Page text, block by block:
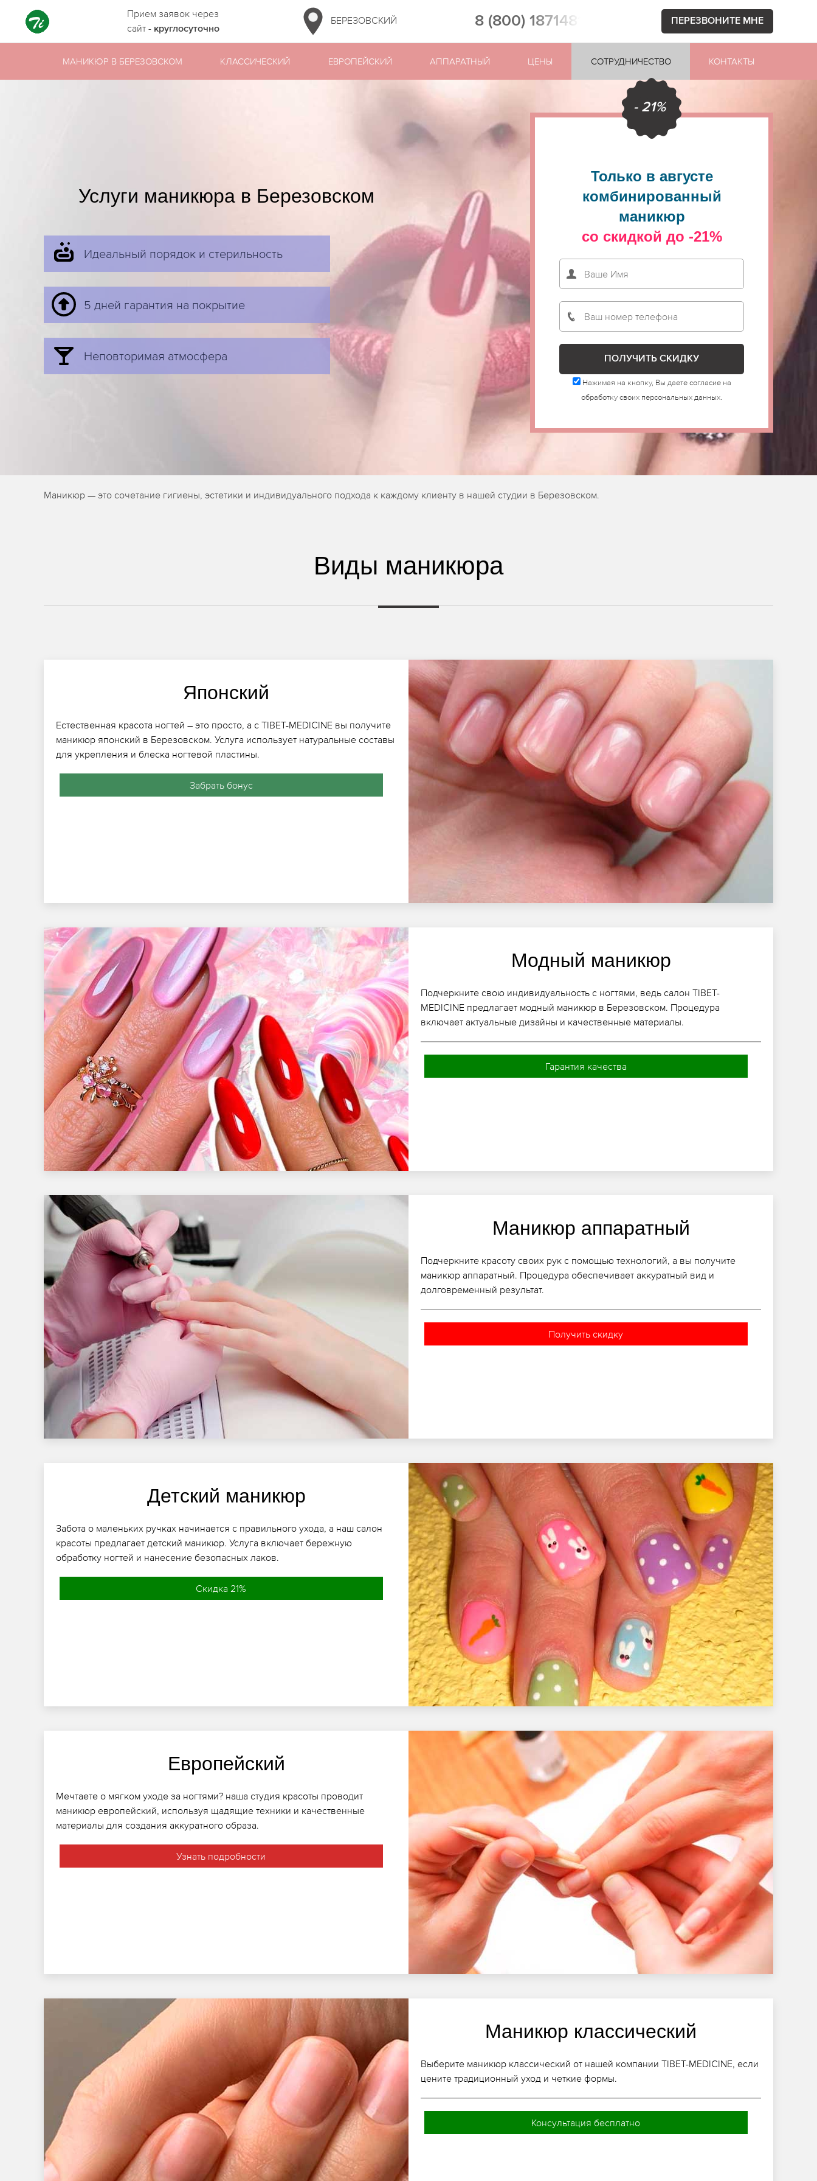
Прием заявок через
сайт - круглосуточно
БЕРЕЗОВСКИЙ 8 (800) 1871481 ПЕРЕЗВОНИТЕ МНЕ
МАНИКЮР В БЕРЕЗОВСКОМ КЛАССИЧЕСКИЙ ЕВРОПЕЙСКИЙ АППАРАТНЫЙ ЦЕНЫ СОТРУДНИЧЕСТВО КОНТАКТЫ
Услуги маникюра в Березовском
Идеальный порядок и стерильность
5 дней гарантия на покрытие
Неповторимая атмосфера
- 21%
Только в августе
комбинированный
маникюр
со скидкой до -21%
Нажимая на кнопку, Вы даете согласие на
обработку своих персональных данных.
Маникюр — это сочетание гигиены, эстетики и индивидуального подхода к каждому клиенту в нашей студии в Березовском.
Виды маникюра
Японский
Естественная красота ногтей – это просто, а с TIBET-MEDICINE вы получите
маникюр японский в Березовском. Услуга использует натуральные составы
для укрепления и блеска ногтевой пластины.
Забрать бонус
Модный маникюр
Подчеркните свою индивидуальность с ногтями, ведь салон TIBET-
MEDICINE предлагает модный маникюр в Березовском. Процедура
включает актуальные дизайны и качественные материалы.
Гарантия качества
Маникюр аппаратный
Подчеркните красоту своих рук с помощью технологий, а вы получите
маникюр аппаратный. Процедура обеспечивает аккуратный вид и
долговременный результат.
Получить скидку
Детский маникюр
Забота о маленьких ручках начинается с правильного ухода, а наш салон
красоты предлагает детский маникюр. Услуга включает бережную
обработку ногтей и нанесение безопасных лаков.
Скидка 21%
Европейский
Мечтаете о мягком уходе за ногтями? наша студия красоты проводит
маникюр европейский, используя щадящие техники и качественные
материалы для создания аккуратного образа.
Узнать подробности
Маникюр классический
Выберите маникюр классический от нашей компании TIBET-MEDICINE, если
цените традиционный уход и четкие формы.
Консультация бесплатно